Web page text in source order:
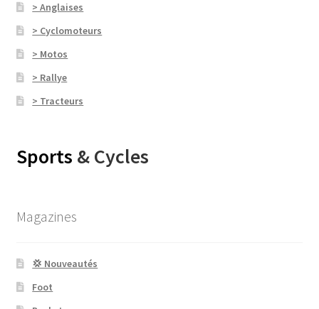
> Anglaises
> Cyclomoteurs
> Motos
> Rallye
> Tracteurs
Sports & Cycles
Magazines
💢 Nouveautés
Foot